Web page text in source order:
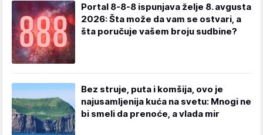
Portal 8-8-8 ispunjava želje 8. avgusta
2026: Šta može da vam se ostvari, a
šta poručuje vašem broju sudbine?
Bez struje, puta i komšija, ovo je
najusamljenija kuća na svetu: Mnogi ne
bi smeli da prenoće, a vlada mir